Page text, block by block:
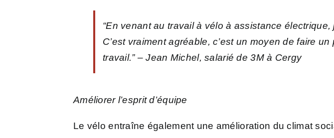
“En venant au travail à vélo à assistance
C’est vraiment agréable, c’est un moyen de faire
travail.”– Jean Michel, salarié de 3M à Cergy
Améliorer l’esprit d’équipe
Le vélo entraîne également une amélioration du climat